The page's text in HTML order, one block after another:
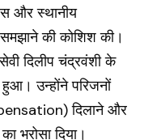
और स्थानीय
समझाने की कोशिश की।
दिलीप चंद्रवंशी के
उन्होंने परिजनों
दिलाने और
भरोसा दिया।